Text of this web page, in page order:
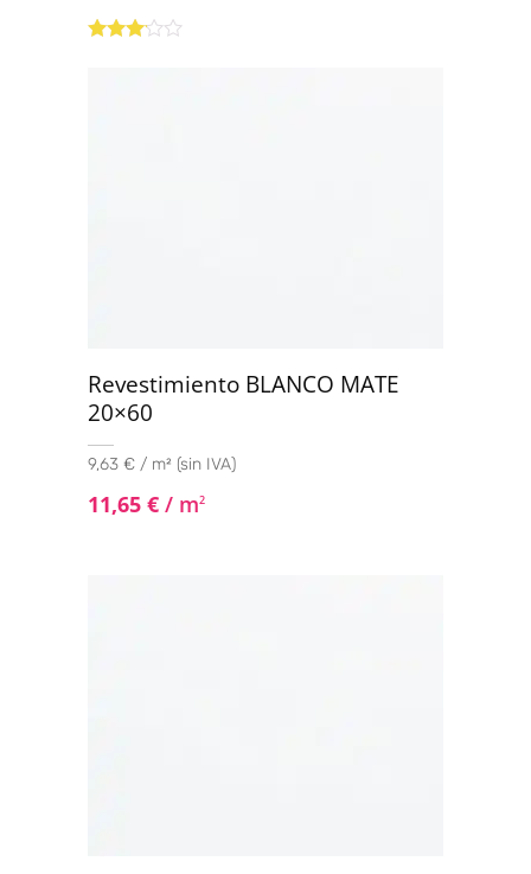
Revestimiento BLANCO MATE
20×60
9,63 € / m² (sin IVA)
11,65 € / m2